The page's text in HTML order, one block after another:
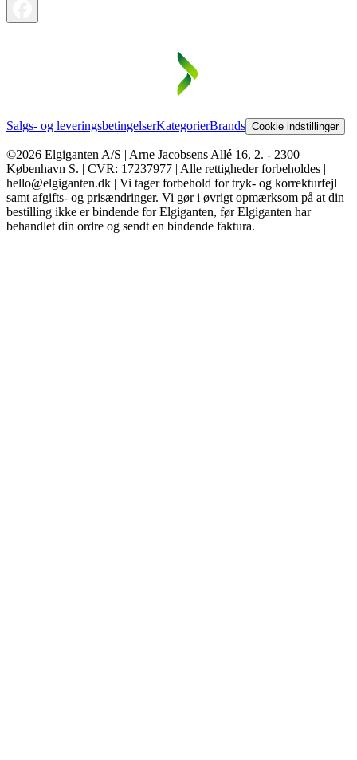
Salgs- og leveringsbetingelserKategorierBrands Cookie indstillinger
©2026 Elgiganten A/S | Arne Jacobsens Allé 16, 2. - 2300
København S. | CVR: 17237977 | Alle rettigheder forbeholdes |
hello@elgiganten.dk | Vi tager forbehold for tryk- og korrekturfejl
samt afgifts- og prisændringer. Vi gør i øvrigt opmærksom på at din
bestilling ikke er bindende for Elgiganten, før Elgiganten har
behandlet din ordre og sendt en bindende faktura.